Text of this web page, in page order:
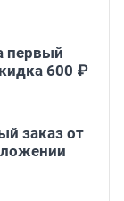
первый
600 ₽
заказ от